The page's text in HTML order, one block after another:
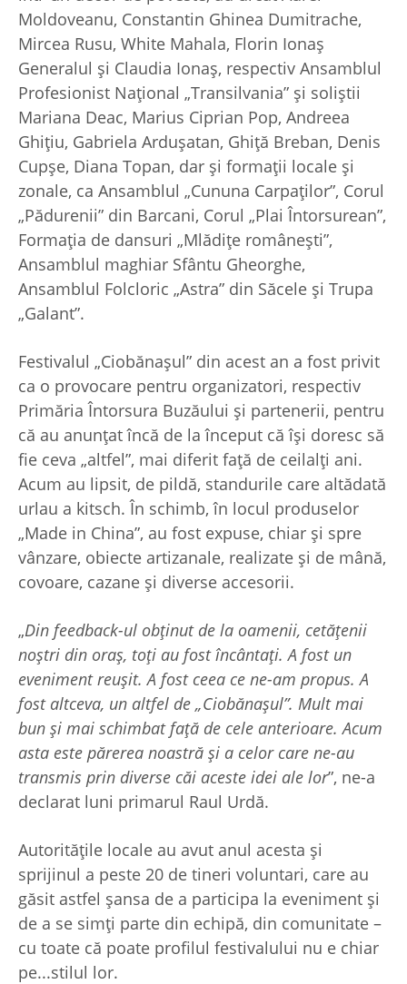
Moldoveanu, Constantin Ghinea Dumitrache,
Mircea Rusu, White Mahala, Florin Ionaș
Generalul și Claudia Ionaș, respectiv Ansamblul
Profesionist Național „Transilvania” și soliștii
Mariana Deac, Marius Ciprian Pop, Andreea
Ghițiu, Gabriela Ardușatan, Ghiță Breban, Denis
Cupșe, Diana Topan, dar și formații locale și
zonale, ca Ansamblul „Cununa Carpaților”, Corul
„Pădurenii” din Barcani, Corul „Plai Întorsurean”,
Formația de dansuri „Mlădițe românești”,
Ansamblul maghiar Sfântu Gheorghe,
Ansamblul Folcloric „Astra” din Săcele și Trupa
„Galant”.
Festivalul „Ciobănașul” din acest an a fost privit
ca o provocare pentru organizatori, respectiv
Primăria Întorsura Buzăului și partenerii, pentru
că au anunțat încă de la început că își doresc să
fie ceva „altfel”, mai diferit față de ceilalți ani.
Acum au lipsit, de pildă, standurile care altădată
urlau a kitsch. În schimb, în locul produselor
„Made in China”, au fost expuse, chiar și spre
vânzare, obiecte artizanale, realizate și de mână,
covoare, cazane și diverse accesorii.
„Din feedback-ul obținut de la oamenii, cetățenii
noștri din oraș, toți au fost încântați. A fost un
eveniment reușit. A fost ceea ce ne-am propus. A
fost altceva, un altfel de „Ciobănașul”. Mult mai
bun și mai schimbat față de cele anterioare. Acum
asta este părerea noastră și a celor care ne-au
transmis prin diverse căi aceste idei ale lor”, ne-a
declarat luni primarul Raul Urdă.
Autoritățile locale au avut anul acesta și
sprijinul a peste 20 de tineri voluntari, care au
găsit astfel șansa de a participa la eveniment și
de a se simți parte din echipă, din comunitate –
cu toate că poate profilul festivalului nu e chiar
pe...stilul lor.